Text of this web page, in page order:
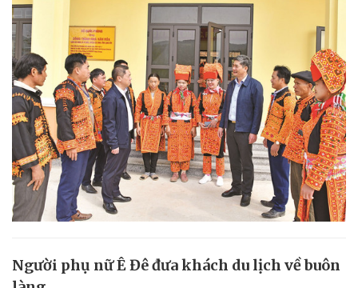
Người phụ nữ Ê Đê đưa khách du lịch về buôn